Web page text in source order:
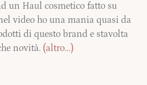
un Haul cosmetico fatto su
video ho una mania quasi da
di questo brand e stavolta
novità. (altro…)